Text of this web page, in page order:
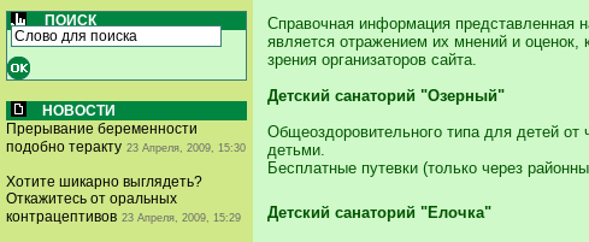
ПОИСК
НОВОСТИ
Прерывание беременности
подобно теракту 23 Апреля, 2009, 15:30
Хотите шикарно выглядеть?
Откажитесь от оральных
контрацептивов 23 Апреля, 2009, 15:29
Справочная информация представленная
является отражением их мнений и оценок,
зрения организаторов сайта.
Детский санаторий "Озерный"
Общеоздоровительного типа для детей
детьми.
Бесплатные путевки (только через
Детский санаторий "Елочка"